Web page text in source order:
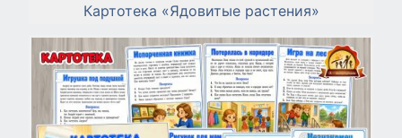
Картотека «Ядовитые растения»